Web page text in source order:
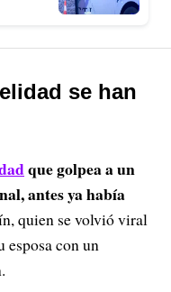
se han
que golpea a un
antes ya había
quien se volvió viral
esposa con un